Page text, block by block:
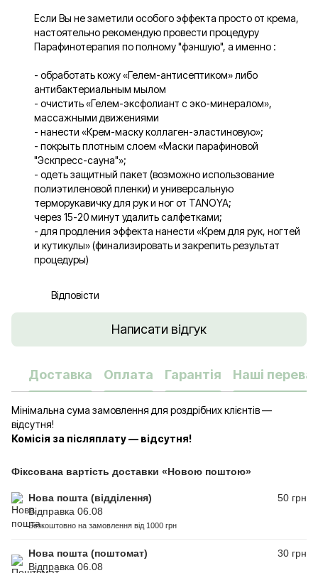
Если Вы не заметили особого эффекта просто от крема,
настоятельно рекомендую провести процедуру
Парафинотерапия по полному "фэншую", а именно :
- обработать кожу «Гелем-антисептиком» либо
антибактериальным мылом
- очистить «Гелем-эксфолиант с эко-минералом»,
массажными движениями
- нанести «Крем-маску коллаген-эластиновую»;
- покрыть плотным слоем «Маски парафиновой
"Эскпресс-сауна"»;
- одеть защитный пакет (возможно использование
полиэтиленовой пленки) и универсальную
терморукавичку для рук и ног от TANOYA;
через 15-20 минут удалить салфетками;
- для продления эффекта нанести «Крем для рук, ногтей
и кутикулы» (финализировать и закрепить результат
процедуры)
Відповісти
Написати відгук
Доставка Оплата Гарантія Наші
Мінімальна сума замовлення для роздрібних клієнтів —
відсутня!
Комісія за післяплату — відсутня!
Фіксована вартість доставки «Новою поштою»
Нова пошта (відділення)
Відправка 06.08
Безкоштовно на замовлення від 1000 грн
50 грн
Нова пошта (поштомат)
Відправка 06.08
30 грн